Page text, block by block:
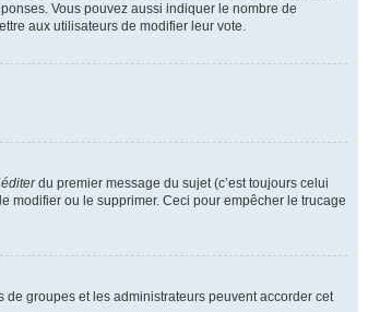
Vous pouvez aussi indiquer le nombre de
aux utilisateurs de modifier leur vote.
éditerdu premier message du sujet (c’est toujours celui
modifier ou le supprimer. Ceci pour empêcher le trucage
groupes et les administrateurs peuvent accorder cet